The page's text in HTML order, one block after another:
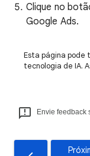
Clique no
Google Ads.
Esta página pode
tecnologia de IA.
Envie feedback